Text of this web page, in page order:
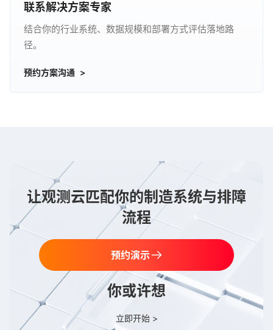
联系解决方案专家
结合你的行业系统、数据规模和部署方式评估落地路
径。
预约方案沟通
让观测云匹配你的制造系统与排障
流程
预约演示
你或许想
立即开始 >